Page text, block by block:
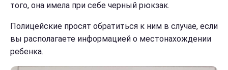
того, она имела при себе черный рюкзак.
Полицейские просят обратиться к ним в случае, если
вы располагаете информацией о местонахождении
ребенка.